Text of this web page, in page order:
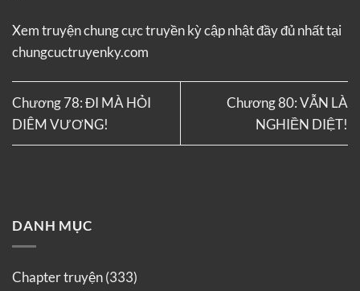
Xem truyệnchung cực truyền kỳcập nhật đầy đủ nhất tại
chungcuctruyenky.com
Chương 78: ĐI MÀ HỎI
DIÊM VƯƠNG!
Chương 80: VẪN LÀ
NGHIỀN DIỆT!
DANH MỤC
Chapter truyện(333)